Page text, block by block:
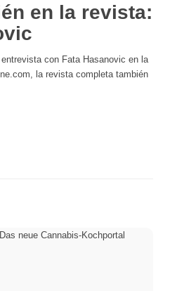
en la revista:
con Fata Hasanovic en la
la revista completa también